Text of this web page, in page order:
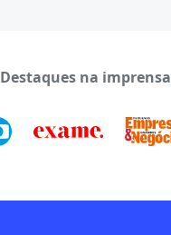
Destaques na imprensa